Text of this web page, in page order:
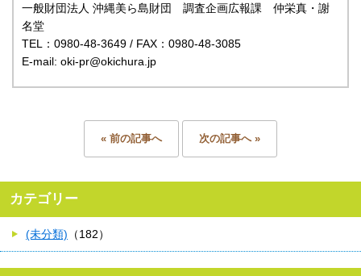
一般財団法人 沖縄美ら島財団 調査企画広報課 仲栄真・謝
名堂
TEL：0980-48-3649 / FAX：0980-48-3085
E-mail: oki-pr@okichura.jp
« 前の記事へ 次の記事へ »
カテゴリー
(未分類) （182）